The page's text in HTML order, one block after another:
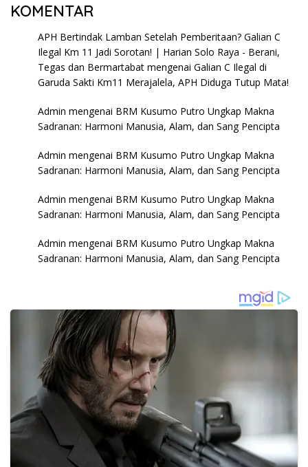
KOMENTAR
APH Bertindak Lamban Setelah Pemberitaan? Galian C
Ilegal Km 11 Jadi Sorotan! | Harian Solo Raya - Berani,
Tegas dan Bermartabat mengenai Galian C Ilegal di
Garuda Sakti Km11 Merajalela, APH Diduga Tutup Mata!
Admin mengenai BRM Kusumo Putro Ungkap Makna
Sadranan: Harmoni Manusia, Alam, dan Sang Pencipta
Admin mengenai BRM Kusumo Putro Ungkap Makna
Sadranan: Harmoni Manusia, Alam, dan Sang Pencipta
Admin mengenai BRM Kusumo Putro Ungkap Makna
Sadranan: Harmoni Manusia, Alam, dan Sang Pencipta
Admin mengenai BRM Kusumo Putro Ungkap Makna
Sadranan: Harmoni Manusia, Alam, dan Sang Pencipta